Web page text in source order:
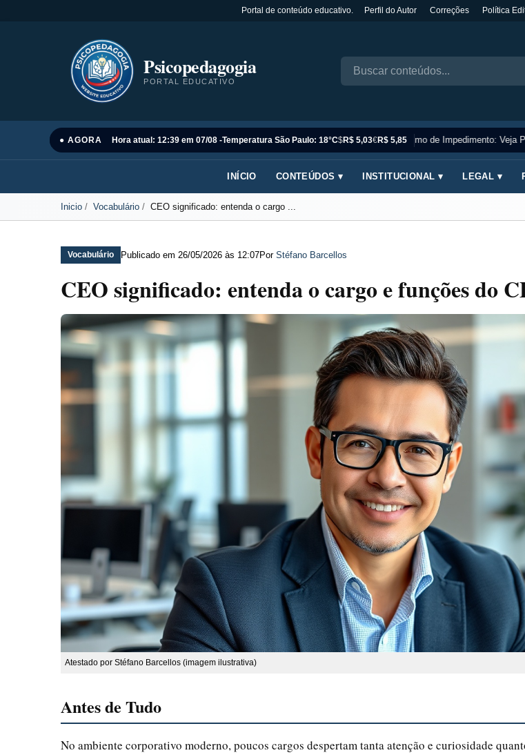
Portal de conteúdo educativo. Perfil do Autor Correções Política
Psicopedagogia
PORTAL EDUCATIVO
● AGORA Hora atual: 12:39 em 07/08 -Temperatura São Paulo: 18°C$R$ 5,03€R$ 5,85
Sinônimo de Impedimento: Veja
INÍCIO CONTEÚDOS ▾ INSTITUCIONAL ▾ LEGAL ▾
Inicio Vocabulário CEO significado: entenda o cargo ...
Vocabulário Publicado em 26/05/2026 às 12:07Por Stéfano Barcellos
CEO significado: entenda o cargo e funções do
Atestado por Stéfano Barcellos (imagem ilustrativa)
Antes de Tudo
No ambiente corporativo moderno, poucos cargos despertam tanta atenção e curiosidade